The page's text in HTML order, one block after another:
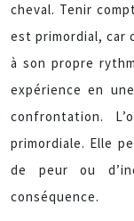
cheval. Tenir
est primordial, car
à son propre
expérience en
confrontation.
primordiale. Elle
de peur ou
conséquence.